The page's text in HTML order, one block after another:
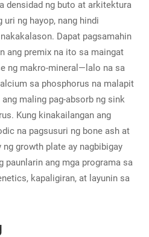
densidad ng buto at arkitektura
ng hayop, nang hindi
Dapat pagsamahin
ang premix na ito sa maingat
ng makro-mineral—lalo na sa
sa phosphorus na malapit
maling pag-absorb ng sink
Kung kinakailangan ang
na pagsusuri ng bone ash at
growth plate ay nagbibigay
paunlarin ang mga programa sa
kapaligiran, at layunin sa